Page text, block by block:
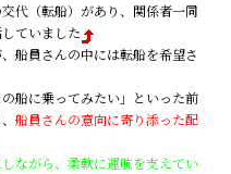
代（転船）があり、関係者一同
ていました
船員さんの中には転船を希望さ
船に乗ってみたい」といった前
船員さんの意向に寄り添った配
ながら、柔軟に運航を支えてい